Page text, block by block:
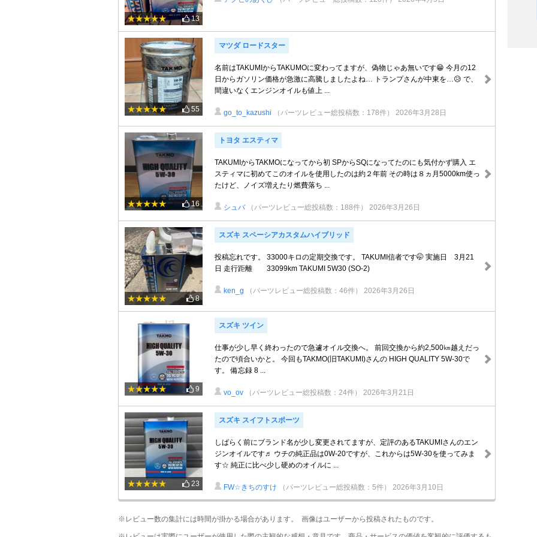
13
55
マツダ ロードスター
名前はTAKUMIからTAKUMOに変わってますが、偽物じゃあ無いです😁 今月の12
日からガソリン価格が急激に高騰しましたよね… トランプさんが中東を…😥 で、
間違いなくエンジンオイルも値上 ...
go_to_kazushi （パーツレビュー総投稿数：178件） 2026年3月28日
16
トヨタ エスティマ
TAKUMIからTAKMOになってから初 SPからSQになってたのにも気付かず購入 エ
スティマに初めてこのオイルを使用したのは約２年前 その時は８ヵ月5000km使っ
たけど、ノイズ増えたり燃費落ち ...
シュバ （パーツレビュー総投稿数：188件） 2026年3月26日
8
スズキ スペーシアカスタムハイブリッド
投稿忘れです。 33000キロの定期交換です。 TAKUMI信者です🤭 実施日 3月21
日 走行距離 33099km TAKUMI 5W30 (SO-2)
ken_g （パーツレビュー総投稿数：46件） 2026年3月26日
9
スズキ ツイン
仕事が少し早く終わったので急遽オイル交換へ。 前回交換から約2,500㎞越えだっ
たので頃合いかと。 今回もTAKMO(旧TAKUMI)さんの HIGH QUALITY 5W-30で
す。 備忘録 8 ...
vo_ov （パーツレビュー総投稿数：24件） 2026年3月21日
23
スズキ スイフトスポーツ
しばらく前にブランド名が少し変更されてますが、定評のあるTAKUMIさんのエン
ジンオイルです♬ ウチの純正品は0W-20ですが、これからは5W-30を使ってみま
す☆ 純正に比べ少し硬めのオイルに ...
FW☆きちのすけ （パーツレビュー総投稿数：5件） 2026年3月10日
※レビュー数の集計には時間が掛かる場合があります。 画像はユーザーから投稿されたものです。